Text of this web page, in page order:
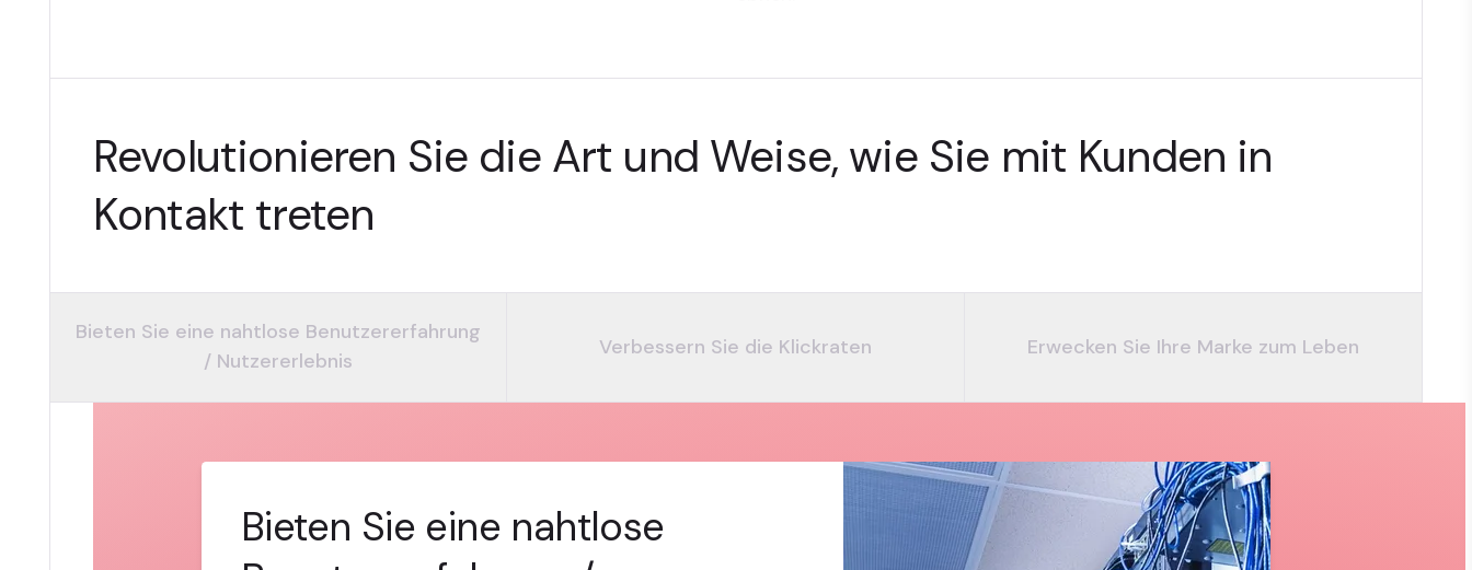
Revolutionieren Sie die Art und Weise, wie Sie mit Kunden in
Kontakt treten
Bieten Sie eine nahtlose Benutzererfahrung
/ Nutzererlebnis
Verbessern Sie die Klickraten Erwecken Sie Ihre Marke zum Leben
Bieten Sie eine nahtlose